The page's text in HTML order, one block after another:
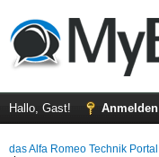
Hallo, Gast! Anmelden
das Alfa Romeo Technik Portal